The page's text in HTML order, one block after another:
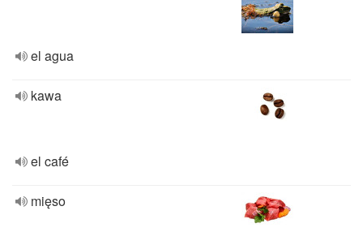
el agua
kawa
el café
mięso